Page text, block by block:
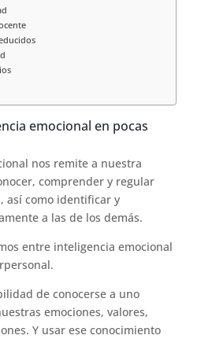
emocional en pocas
nos remite a nuestra
comprender y regular
así como identificar y
a las de los demás.
entre inteligencia emocional
de conocerse a uno
emociones, valores,
Y usar ese conocimiento